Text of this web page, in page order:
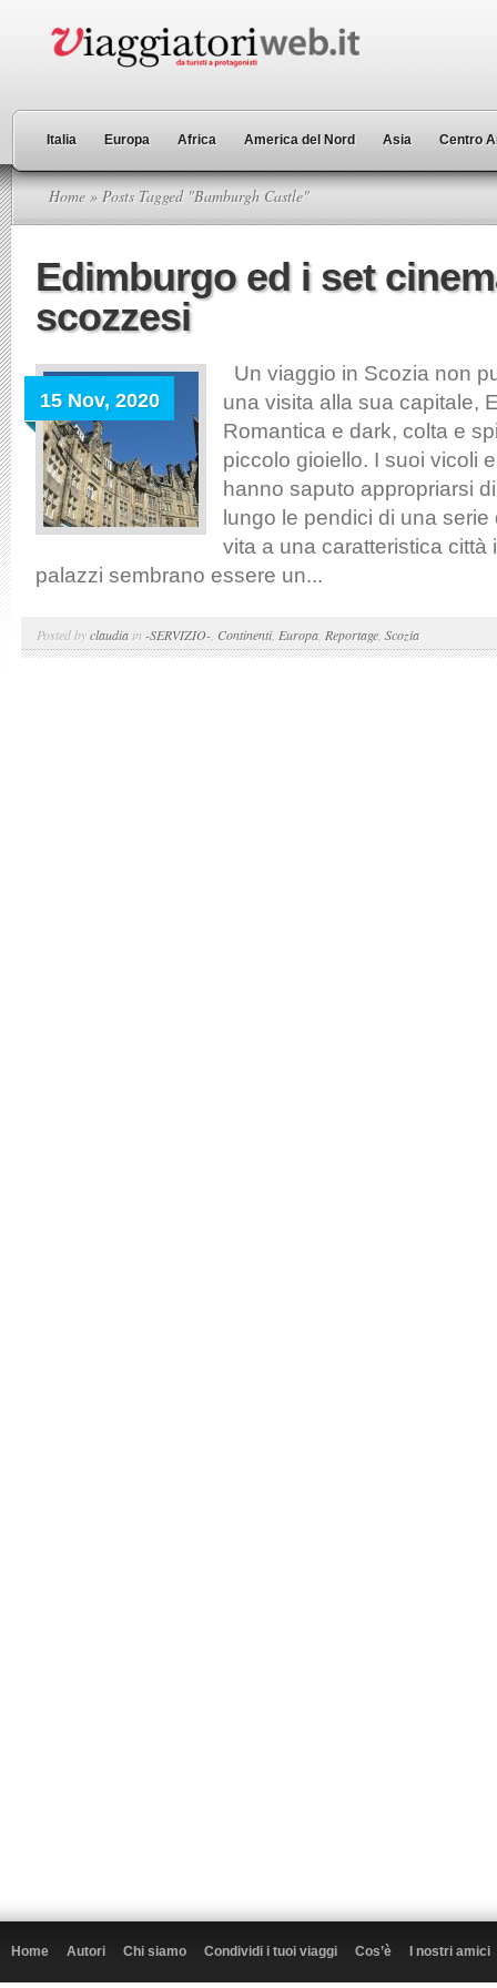
Italia Europa Africa America del Nord Asia Centro
Home » Posts Tagged "Bamburgh Castle"
Edimburgo ed i set
scozzesi
15 Nov, 2020
Un viaggio in Scozia non
una visita alla sua capitale,
Romantica e dark, colta e
piccolo gioiello. I suoi vicoli
hanno saputo appropriarsi
lungo le pendici di una
vita a una caratteristica città
palazzi sembrano essere un...
Posted byclaudia in -SERVIZIO- Continenti, Europa Reportage Scozia
Home Autori Chi siamo Condividi i tuoi viaggi Cos’è I nostri amici